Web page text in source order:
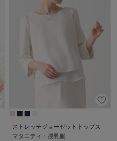
ストレッチジョーゼットトップス
マタニティ・授乳服